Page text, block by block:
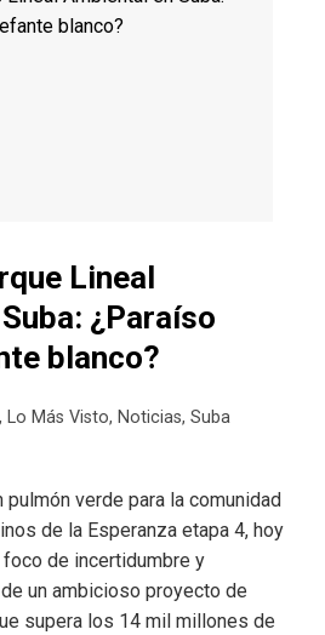
Lineal
¿Paraíso
blanco?
, Lo Más Visto, Noticias,Suba
verde para la comunidad
de la Esperanza etapa 4, hoy
de incertidumbre y
un ambicioso proyecto de
supera los 14 mil millones de